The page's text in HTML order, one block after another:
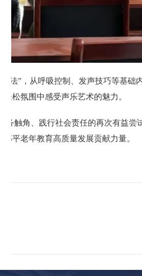
法”，从呼吸控制、发声技巧等基础
松氛围中感受声乐艺术的魅力。
触角、践行社会责任的再次有益尝
平老年教育高质量发展贡献力量。